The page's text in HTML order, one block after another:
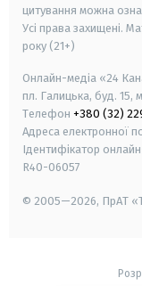
цитування можна
Усі права захищені.
року (21+)
Онлайн-медіа «24
пл. Галицька, буд. 15,
Телефон +380 (32)
Адреса електронної
Ідентифікатор
R40-06057
© 2005—2026, ПрАТ